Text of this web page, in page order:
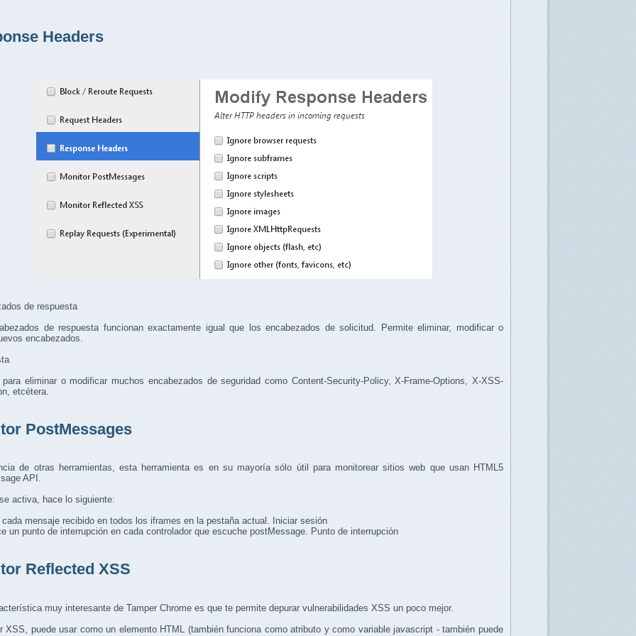
Headers
de respuesta
de respuesta funcionan exactamente igual que los encabezados de solicitud. Permite eliminar, modificar o
encabezados.
eliminar o modificar muchos encabezados de seguridad como Content-Security-Policy, X-Frame-Options, X-XSS-
etcétera.
PostMessages
de otras herramientas, esta herramienta es en su mayoría sólo útil para monitorear sitios web que usan HTML5
API.
activa, hace lo siguiente:
cada mensaje recibido en todos los iframes en la pestaña actual. Iniciar sesión
un punto de interrupción en cada controlador que escuche postMessage. Punto de interrupción
Reflected XSS
muy interesante de Tamper Chrome es que te permite depurar vulnerabilidades XSS un poco mejor.
XSS, puede usar como un elemento HTML (también funciona como atributo y como variable javascript - también puede